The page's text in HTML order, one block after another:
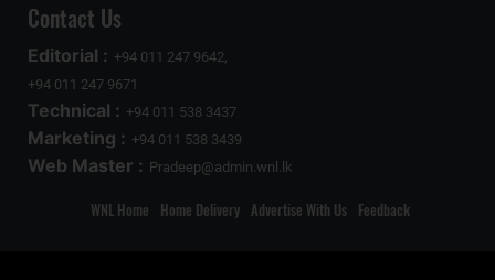
Contact Us
Editorial : +94 011 247 9642,
+94 011 247 9671
Technical : +94 011 538 3437
Marketing : +94 011 538 3439
Web Master : Pradeep@admin.wnl.lk
WNL Home Home Delivery Advertise With Us Feedback